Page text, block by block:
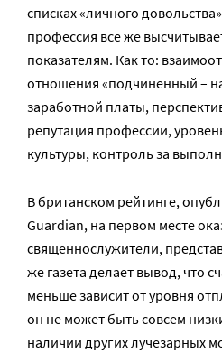
списках «личного
профессия все же
показателям. Как то:
отношения «подчиненный –
заработной платы,
репутация профессии,
культуры, контроль за
В британском рейтинге,
Guardian, на первом месте
священнослужители,
же газета делает вывод, что
меньше зависит от уровня
он не может быть совсем
наличии других лучезарных